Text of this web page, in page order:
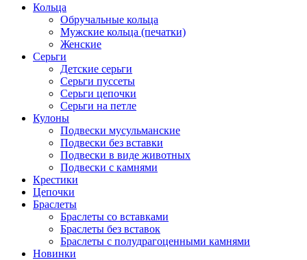
Кольца
Обручальные кольца
Мужские кольца (печатки)
Женские
Серьги
Детские серьги
Серьги пуссеты
Серьги цепочки
Серьги на петле
Кулоны
Подвески мусульманские
Подвески без вставки
Подвески в виде животных
Подвески с камнями
Крестики
Цепочки
Браслеты
Браслеты со вставками
Браслеты без вставок
Браслеты с полудрагоценными камнями
Новинки